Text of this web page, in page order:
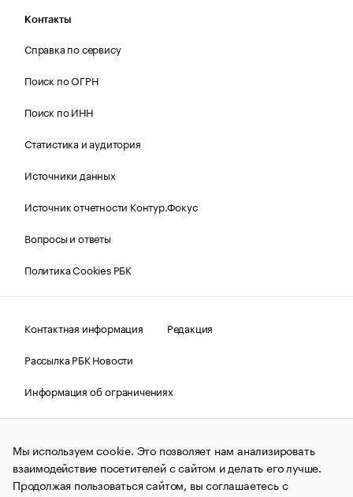
Контакты
Справка по сервису
Поиск по ОГРН
Поиск по ИНН
Статистика и аудитория
Источники данных
Источник отчетности Контур.Фокус
Вопросы и ответы
Политика Cookies РБК
Контактная информация
Редакция
Рассылка РБК Новости
Информация об ограничениях
Правовая информация
О соблюдении авторских прав
© АО «РОСБИЗНЕСКОНСАЛТИНГ»,1995–2026.Сообщения
и материалы информационного агентства «РБК»
(зарегистрировано Федеральной службой по надзору в сфере
связи, информационных технологий и массовых
Мы используем cookie. Это позволяет нам анализировать
взаимодействие посетителей с сайтом и делать его лучше.
Продолжая пользоваться сайтом, вы соглашаетесь с